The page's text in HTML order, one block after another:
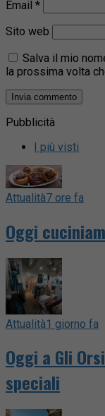
Email *
Sito web
Salva il mio
la prossima volta
Pubblicità
I più visti
Attualità7 ore fa
Oggi
Attualità1 giorno fa
Oggi a Gli
speciali